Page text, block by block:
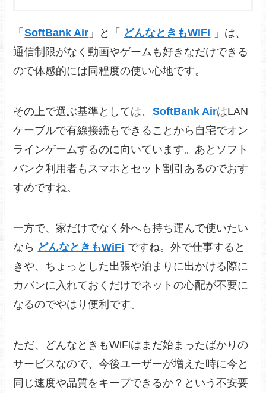
「SoftBank Air 」と「 どんなときもWiFi
」は、
通信制限がなく動画やゲームも好きなだけできる
ので体感的には同程度の使い心地です。
その上で選ぶ基準としては、SoftBank AirはLAN
ケーブルで有線接続もできることから自宅でオン
ラインゲームするのに向いています。あとソフト
バンク利用者もスマホとセット割引あるのでおす
すめですね。
一方で、家だけでなく外へも持ち運んで使いたい
なら どんなときもWiFi ですね。外で仕事すると
きや、ちょっとした出張や泊まりに出かける際に
カバンに入れておくだけでネットの心配が不要に
なるのでやはり便利です。
ただ、どんなときもWiFiはまだ始まったばかりの
サービスなので、今後ユーザーが増えた時に今と
同じ速度や品質をキープできるか？という不安要